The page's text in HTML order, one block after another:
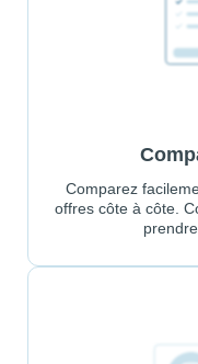
Comparez
offres côte à côte.